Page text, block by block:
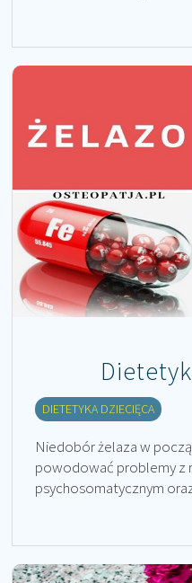
DIETETYKA DZIECIĘCA
Niedobór żelaza w
powodować problemy z
psychosomatycznym